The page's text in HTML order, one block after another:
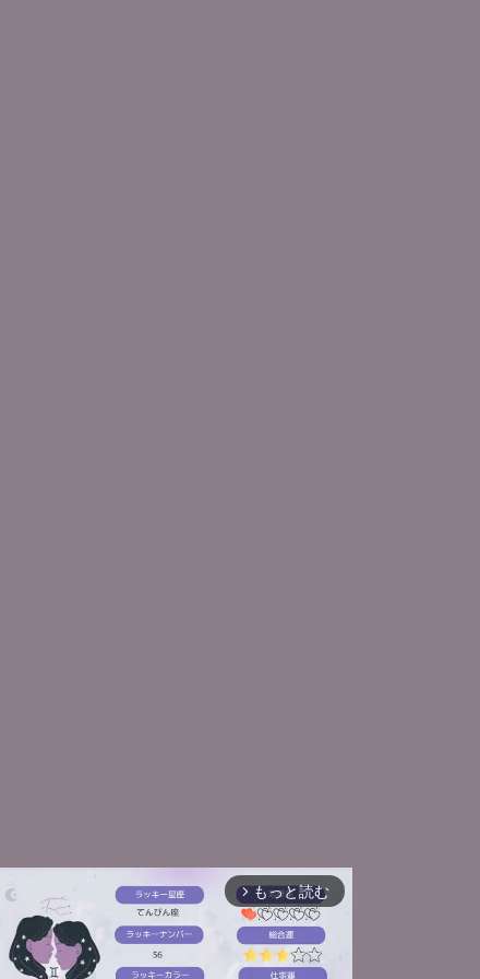
arrow_forward_ios もっと読む